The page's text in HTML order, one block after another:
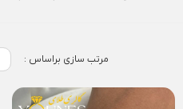
مرتب سازی براساس :